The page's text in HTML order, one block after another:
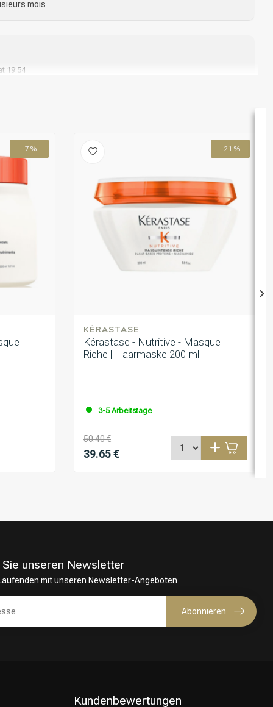
mois
19:54
de maskers heb ze allemaal geprobeerd vindt ze allemaal
-7% -21%
KÉRASTASE
Kérastase - Nutritive - Masque
Riche | Haarmaske 200 ml
3-5 Arbeitstage
50.40 €
39.65 €
unseren Newsletter
mit unseren Newsletter-Angeboten
Abonnieren
Kundenbewertungen